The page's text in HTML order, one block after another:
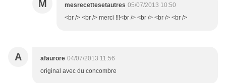
M mesrecettesetautres 05/07/2013 10:50
<br /> <br /> merci !!!<br /> <br /> <br /> <br />
A afaurore 04/07/2013 11:56
original avec du concombre